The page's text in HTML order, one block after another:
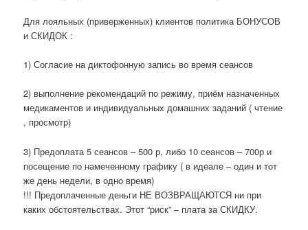
Для лояльных (приверженных) клиентов политика БОНУСОВ
и СКИДОК :
1) Согласие на диктофонную запись во время сеансов
2) выполнение рекомендаций по режиму, приём назначенных
медикаментов и индивидуальных домашних заданий ( чтение
, просмотр)
3) Предоплата 5 сеансов – 500 р, либо 10 сеансов – 700р и
посещение по намеченному графику ( в идеале – один и тот
же день недели, в одно время)
!!! Предоплаченные деньги НЕ ВОЗВРАЩАЮТСЯ ни при
каких обстоятельствах. Этот “риск” – плата за СКИДКУ.